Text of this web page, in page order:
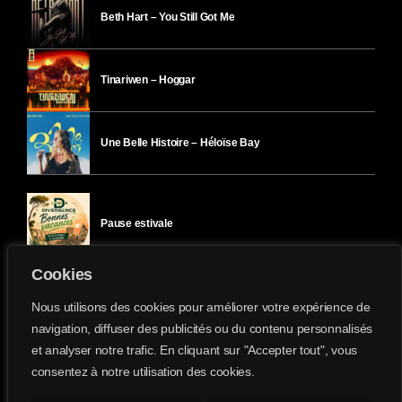
Cookies
Nous utilisons des cookies pour améliorer votre expérience de
navigation, diffuser des publicités ou du contenu personnalisés
et analyser notre trafic. En cliquant sur "Accepter tout", vous
consentez à notre utilisation des cookies.
Beth Hart – You Still Got Me
Tinariwen – Hoggar
Une Belle Histoire – Héloïse Bay
Pause estivale
Ici l’Ombre – mardi 28 juillet